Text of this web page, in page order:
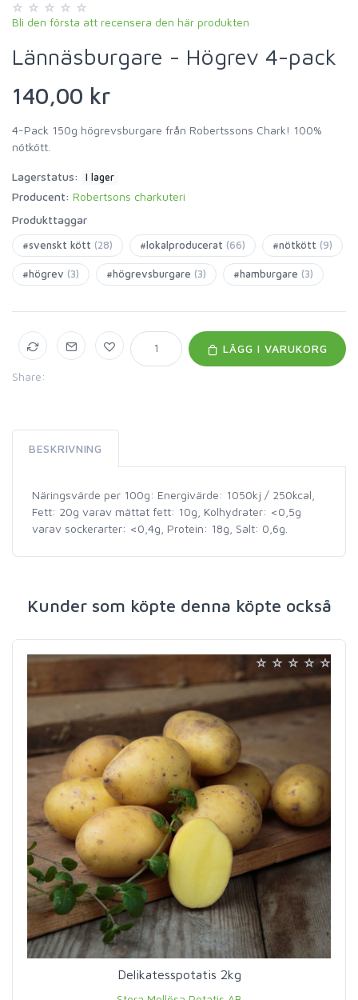
Bli den första att recensera den här produkten
Lännäsburgare - Högrev 4-pack
140,00 kr
4-Pack 150g högrevsburgare från Robertssons Chark! 100%
nötkött.
Lagerstatus: I lager
Producent: Robertsons charkuteri
Produkttaggar
#svenskt kött (28) #lokalproducerat (66) #nötkött (9)
#högrev (3) #högrevsburgare (3) #hamburgare (3)
Share:
LÄGG I VARUKORG
BESKRIVNING
Näringsvärde per 100g: Energivärde: 1050kj / 250kcal,
Fett: 20g varav mättat fett: 10g, Kolhydrater: <0,5g
varav sockerarter: <0,4g, Protein: 18g, Salt: 0,6g.
Kunder som köpte denna köpte också
Delikatesspotatis 2kg